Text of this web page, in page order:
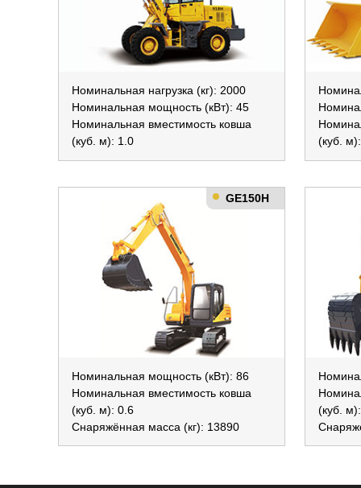
Номинальная нагрузка (кг): 2000
Номинальная мощность (кВт): 45
Номинальная вместимость ковша
(куб. м): 1.0
(куб.
GE150H
Номинальная мощность (кВт): 86
Номинальная вместимость ковша
(куб. м): 0.6
Снаряжённая масса (кг): 13890
(куб.